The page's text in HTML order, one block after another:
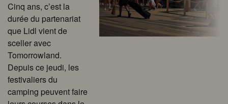
Cinq ans, c’est la
durée du partenariat
que Lidl vient de
sceller avec
Tomorrowland.
Depuis ce jeudi, les
festivaliers du
camping peuvent faire